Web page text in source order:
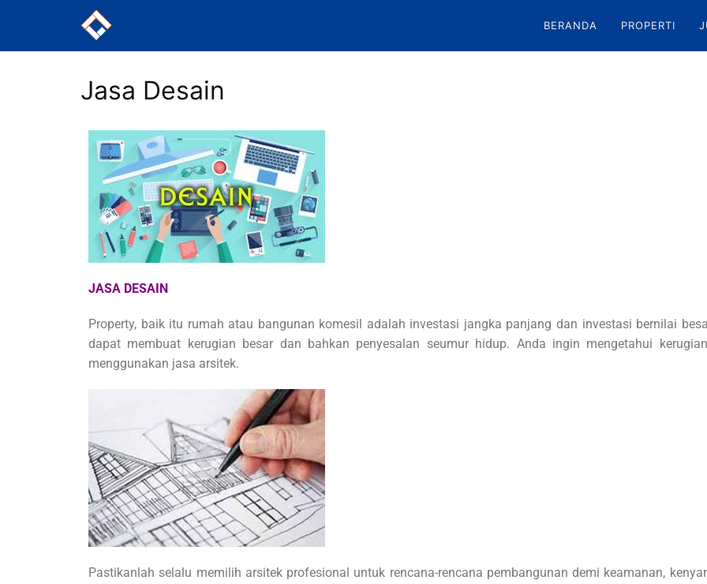
BERANDA PROPERTI
Jasa Desain
JASA DESAIN
Property, baik itu rumah atau bangunan komesil adalah investasi jangka panjang dan investasi bernilai
dapat membuat kerugian besar dan bahkan penyesalan seumur hidup. Anda ingin mengetahui
menggunakan jasa arsitek.
Pastikanlah selalu memilih arsitek profesional untuk rencana-rencana pembangunan demi keamanan,